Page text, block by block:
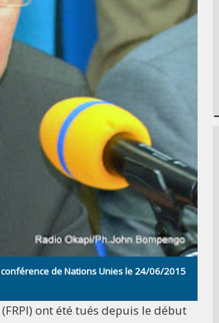
de Nations Unies le 24/06/2015
ont été tués depuis le début